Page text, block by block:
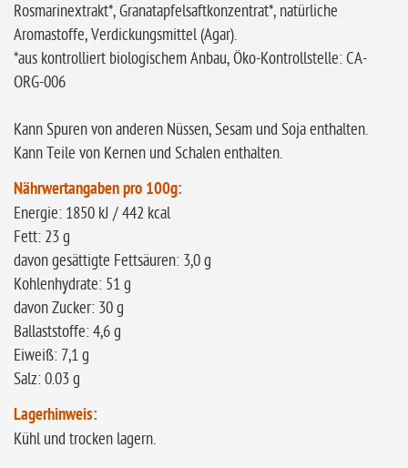
Rosmarinextrakt*, Granatapfelsaftkonzentrat*, natürliche
Aromastoffe, Verdickungsmittel (Agar).
*aus kontrolliert biologischem Anbau, Öko-Kontrollstelle: CA-
ORG-006
Kann Spuren von anderen Nüssen, Sesam und Soja enthalten.
Kann Teile von Kernen und Schalen enthalten.
Nährwertangaben pro 100g:
Energie: 1850 kJ / 442 kcal
Fett: 23 g
davon gesättigte Fettsäuren: 3,0 g
Kohlenhydrate: 51 g
davon Zucker: 30 g
Ballaststoffe: 4,6 g
Eiweiß: 7,1 g
Salz: 0.03 g
Lagerhinweis:
Kühl und trocken lagern.